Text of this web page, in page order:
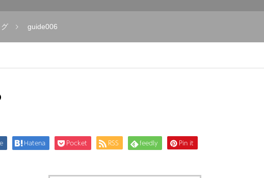
guide006
Hatena Pocket RSS feedly Pin it